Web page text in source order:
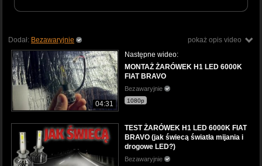
pokaż opis video
Dodał: Bezawaryjnie
04:31
Następne wideo:
MONTAŻ ŻARÓWEK H1 LED 6000K
FIAT BRAVO
Bezawaryjnie
1080p
TEST ŻARÓWEK H1 LED 6000K FIAT
BRAVO (jak świecą światła mijania i
drogowe LED?)
Bezawaryjnie